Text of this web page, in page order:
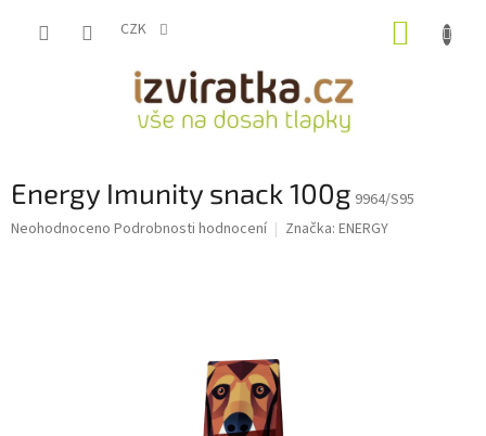
CZK
Energy Imunity snack 100g 9964/S95
Průměrné
Neohodnoceno Podrobnosti hodnocení Značka: ENERGY